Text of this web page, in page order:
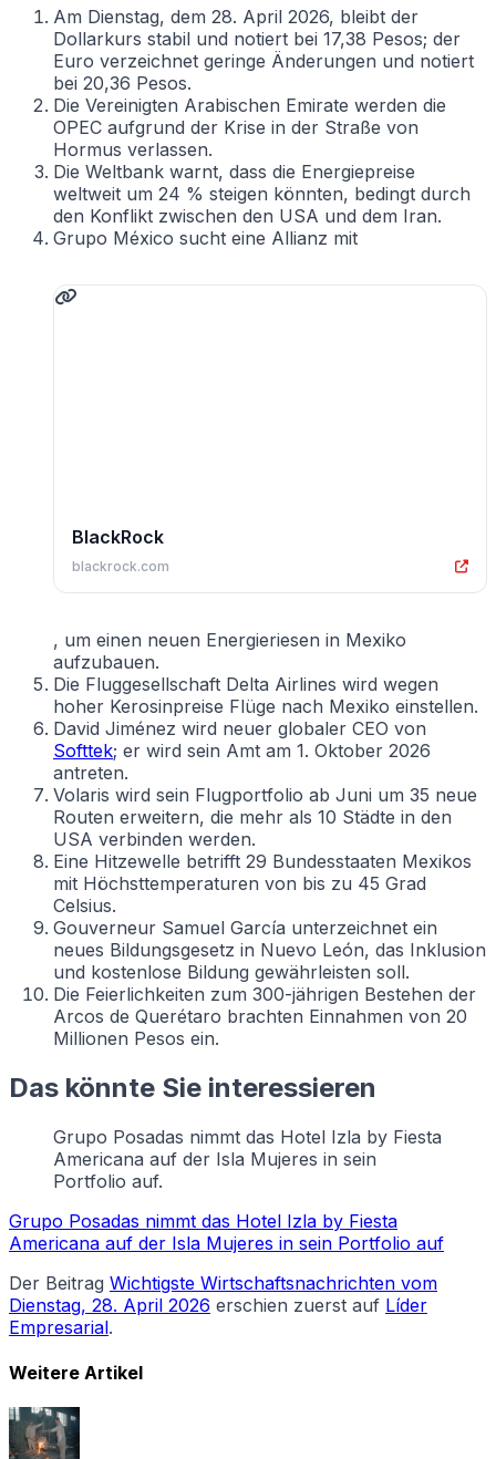
Am Dienstag, dem 28. April 2026, bleibt der
Dollarkurs stabil und notiert bei 17,38 Pesos; der
Euro verzeichnet geringe Änderungen und notiert
bei 20,36 Pesos.
Die Vereinigten Arabischen Emirate werden die
OPEC aufgrund der Krise in der Straße von
Hormus verlassen.
Die Weltbank warnt, dass die Energiepreise
weltweit um 24 % steigen könnten, bedingt durch
den Konflikt zwischen den USA und dem Iran.
Grupo México sucht eine Allianz mit
BlackRock
blackrock.com
, um einen neuen Energieriesen in Mexiko
aufzubauen.
Die Fluggesellschaft Delta Airlines wird wegen
hoher Kerosinpreise Flüge nach Mexiko einstellen.
David Jiménez wird neuer globaler CEO von
Softtek; er wird sein Amt am 1. Oktober 2026
antreten.
Volaris wird sein Flugportfolio ab Juni um 35 neue
Routen erweitern, die mehr als 10 Städte in den
USA verbinden werden.
Eine Hitzewelle betrifft 29 Bundesstaaten Mexikos
mit Höchsttemperaturen von bis zu 45 Grad
Celsius.
Gouverneur Samuel García unterzeichnet ein
neues Bildungsgesetz in Nuevo León, das Inklusion
und kostenlose Bildung gewährleisten soll.
Die Feierlichkeiten zum 300-jährigen Bestehen der
Arcos de Querétaro brachten Einnahmen von 20
Millionen Pesos ein.
Das könnte Sie interessieren
Grupo Posadas nimmt das Hotel Izla by Fiesta
Americana auf der Isla Mujeres in sein
Portfolio auf.
Grupo Posadas nimmt das Hotel Izla by Fiesta
Americana auf der Isla Mujeres in sein Portfolio auf
Der Beitrag Wichtigste Wirtschaftsnachrichten vom
Dienstag, 28. April 2026 erschien zuerst auf Líder
Empresarial.
Weitere Artikel